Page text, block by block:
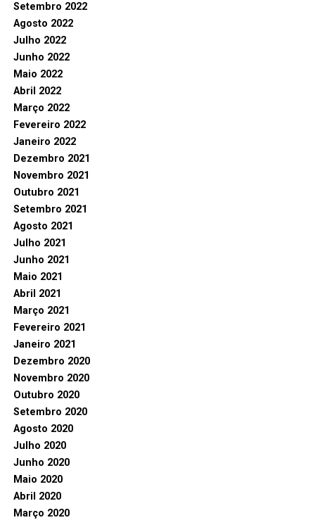
Setembro 2022
Agosto 2022
Julho 2022
Junho 2022
Maio 2022
Abril 2022
Março 2022
Fevereiro 2022
Janeiro 2022
Dezembro 2021
Novembro 2021
Outubro 2021
Setembro 2021
Agosto 2021
Julho 2021
Junho 2021
Maio 2021
Abril 2021
Março 2021
Fevereiro 2021
Janeiro 2021
Dezembro 2020
Novembro 2020
Outubro 2020
Setembro 2020
Agosto 2020
Julho 2020
Junho 2020
Maio 2020
Abril 2020
Março 2020